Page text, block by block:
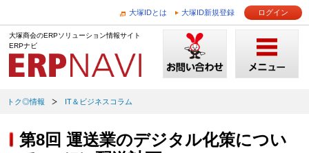
大塚IDとは 大塚ID新規登録 ログイン
大塚商会のERPソリューション情報サイト
ERPナビ
トク◎情報 IT＆ビジネスコラム
第8回 運送業のデジタル化策につい